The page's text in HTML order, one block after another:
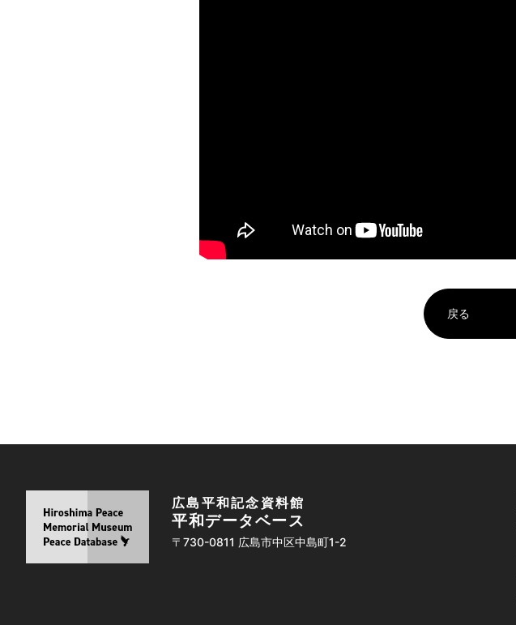
戻る
広島平和記念資料館
平和データベース
〒730-0811 広島市中区中島町1-2